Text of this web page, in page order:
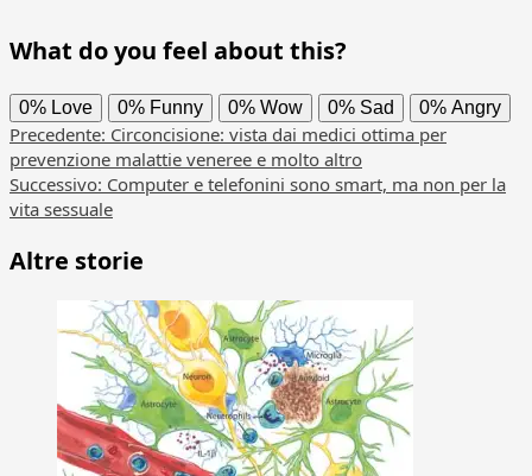
What do you feel about this?
0% Love 0% Funny 0% Wow 0% Sad 0% Angry
Navigazione
articolo
Precedente: Circoncisione: vista dai medici ottima per
prevenzione malattie veneree e molto altro
Successivo: Computer e telefonini sono smart, ma non per la
vita sessuale
Altre storie